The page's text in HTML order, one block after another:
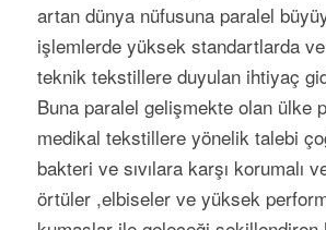
artan dünya nüfusuna paralel
işlemlerde yüksek standartlarda
teknik tekstillere duyulan ihtiyaç
Buna paralel gelişmekte olan ülke
medikal tekstillere yönelik talebi
bakteri ve sıvılara karşı korumalı
örtüler ,elbiseler ve yüksek